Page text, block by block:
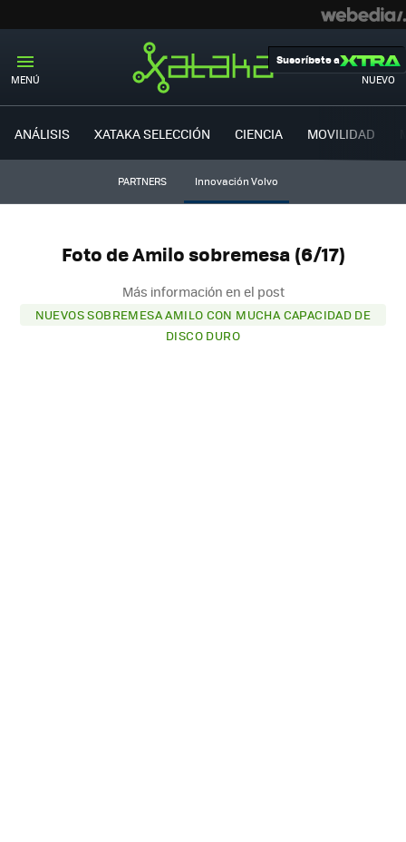
MENÚ NUEVO
Suscríbete a
ANÁLISIS XATAKA SELECCIÓN CIENCIA MOVILIDAD
PARTNERS Innovación Volvo
Foto de Amilo sobremesa (6/17)
Más información en el post
NUEVOS SOBREMESA AMILO CON MUCHA CAPACIDAD DE
DISCO DURO